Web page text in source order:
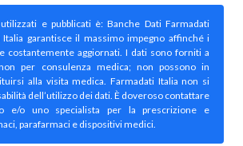
e pubblicati è: Banche Dati Farmadati
garantisce il massimo impegno affinché i
costantemente aggiornati. I dati sono forniti a
per consulenza medica; non possono in
alla visita medica. Farmadati Italia non si
dell’utilizzo dei dati. È doveroso contattare
e/o uno specialista per la prescrizione e
parafarmaci e dispositivi medici.